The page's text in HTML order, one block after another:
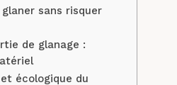
sans risquer
de glanage :
écologique du